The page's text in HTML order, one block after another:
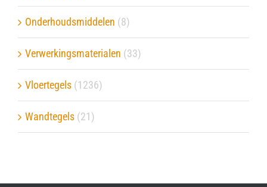
Onderhoudsmiddelen (8)
Verwerkingsmaterialen (33)
Vloertegels (1236)
Wandtegels (21)